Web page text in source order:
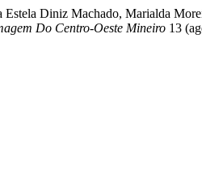
Diniz Machado, Marialda
Do Centro-Oeste Mineiro 13